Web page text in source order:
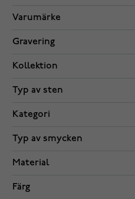
Varumärke
Gravering
Kollektion
Typ av sten
Kategori
Typ av smycken
Material
Färg